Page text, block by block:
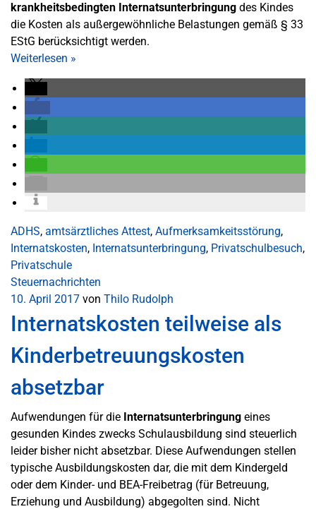
krankheitsbedingten Internatsunterbringung des Kindes
die Kosten als außergewöhnliche Belastungen gemäß § 33
EStG berücksichtigt werden.
Weiterlesen »
ADHS, amtsärztliches Attest, Aufmerksamkeitsstörung,
Internatskosten, Internatsunterbringung, Privatschulbesuch,
Privatschule
Steuernachrichten
10. April 2017 von Thilo Rudolph
Internatskosten teilweise als
Kinderbetreuungskosten
absetzbar
Aufwendungen für die Internatsunterbringung eines
gesunden Kindes zwecks Schulausbildung sind steuerlich
leider bisher nicht absetzbar. Diese Aufwendungen stellen
typische Ausbildungskosten dar, die mit dem Kindergeld
oder dem Kinder- und BEA-Freibetrag (für Betreuung,
Erziehung und Ausbildung) abgegolten sind. Nicht